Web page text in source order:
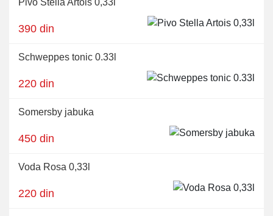
Pivo Stella Artois 0,33l
390 din
Schweppes tonic 0.33l
220 din
Somersby jabuka
450 din
Voda Rosa 0,33l
220 din